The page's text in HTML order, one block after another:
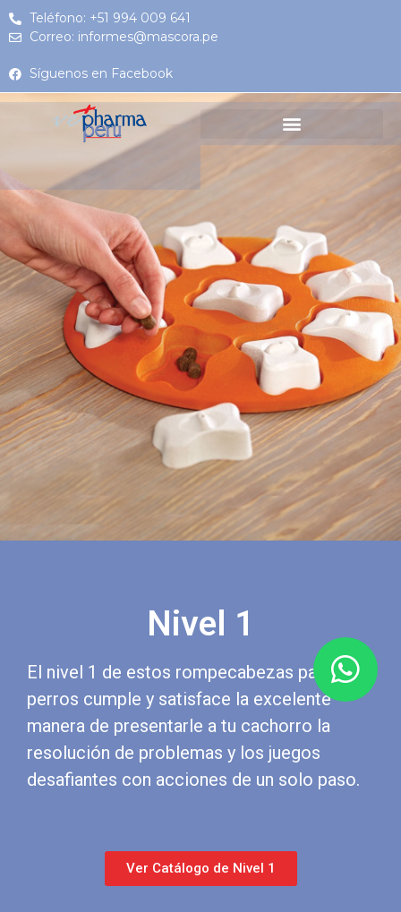
Teléfono: +51 994 009 641
Correo: informes@mascora.pe
Síguenos en Facebook
Nivel 1
El nivel 1 de estos rompecabezas para
perros cumple y satisface la excelente
manera de presentarle a tu cachorro la
resolución de problemas y los juegos
desafiantes con acciones de un solo paso.
Ver Catálogo de Nivel 1